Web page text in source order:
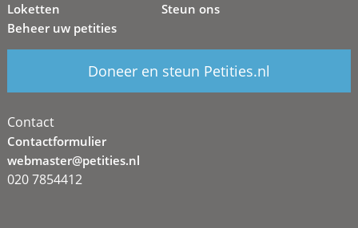
Loketten
Beheer uw petities
Steun ons
Doneer en steun Petities.nl
Contact
Contactformulier
webmaster@petities.nl
020 7854412